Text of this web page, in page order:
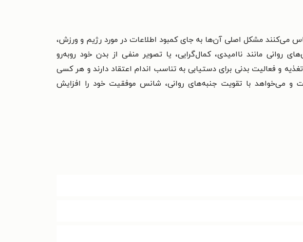
می‌کنند مشکل اصلی آن‌ها به جای کمبود اطلاعات در مورد رژیم و ورزش،
مانند ناامیدی، کمال‌گرایی، یا تصویر منفی از بدن خود روبه‌رو
و فعالیت بدنی برای دستیابی به تناسب اندام اعتقاد دارند و هر کسی
و می‌خواهد با تقویت جنبه‌های روانی، شانس موفقیت خود را افزایش